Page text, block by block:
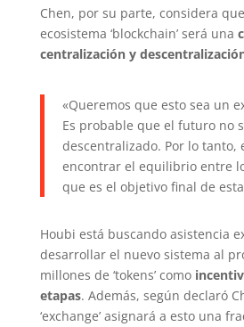
Chen, por su parte, considera
ecosistema ‘blockchain’ será una
centralización y
«Queremos que esto sea un
Es probable que el futuro no
descentralizado. Por lo tanto,
encontrar el equilibrio entre
que es el objetivo final de
Houbi está buscando asistencia
desarrollar el nuevo sistema al
millones de ‘tokens’ como
etapas. Además, según declaró
‘exchange’ asignará a esto una